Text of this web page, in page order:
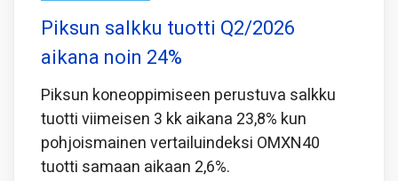
Piksun salkku tuotti Q2/2026
aikana noin 24%
Piksun koneoppimiseen perustuva salkku
tuotti viimeisen 3 kk aikana 23,8% kun
pohjoismainen vertailuindeksi OMXN40
tuotti samaan aikaan 2,6%.